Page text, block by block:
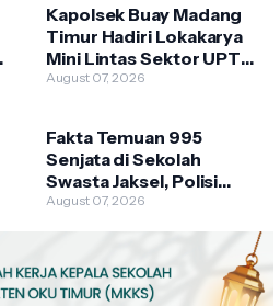
Kapolsek Buay Madang
Timur Hadiri Lokakarya
Mini Lintas Sektor UPTD
Puskesmas
August 07, 2026
Fakta Temuan 995
Senjata di Sekolah
Swasta Jaksel, Polisi
Selidiki Legalitas dan
August 07, 2026